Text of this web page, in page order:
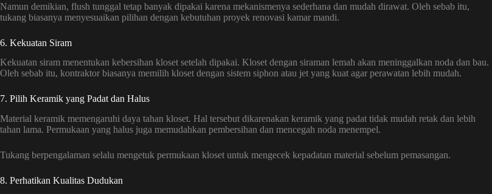
Namun demikian, flush tunggal tetap banyak dipakai karena mekanismenya sederhana dan mudah dirawat. Oleh sebab itu,
tukang biasanya menyesuaikan pilihan dengan kebutuhan proyek renovasi kamar mandi.
6. Kekuatan Siram
Kekuatan siram menentukan kebersihan kloset setelah dipakai. Kloset dengan siraman lemah akan meninggalkan noda dan bau.
Oleh sebab itu, kontraktor biasanya memilih kloset dengan sistem siphon atau jet yang kuat agar perawatan lebih mudah.
7. Pilih Keramik yang Padat dan Halus
Material keramik memengaruhi daya tahan kloset. Hal tersebut dikarenakan keramik yang padat tidak mudah retak dan lebih
tahan lama. Permukaan yang halus juga memudahkan pembersihan dan mencegah noda menempel.
Tukang berpengalaman selalu mengetuk permukaan kloset untuk mengecek kepadatan material sebelum pemasangan.
8. Perhatikan Kualitas Dudukan